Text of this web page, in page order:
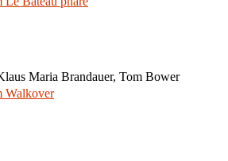
Maria Brandauer, Tom Bower